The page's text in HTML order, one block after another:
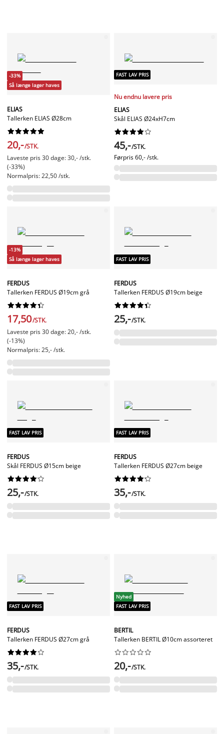
-33%
Så længe lager haves
ELIAS
Tallerken ELIAS Ø28cm






20,-/STK.
Laveste pris 30 dage: 30,- /stk.
(-33%)
Normalpris: 22,50 /stk.
FAST LAV PRIS
Nu endnu lavere pris
ELIAS
Skål ELIAS Ø24xH7cm






45,-/STK.
Førpris60,- /stk.
-13%
Så længe lager haves
FERDUS
Tallerken FERDUS Ø19cm grå






17,50/STK.
Laveste pris 30 dage: 20,- /stk.
(-13%)
Normalpris: 25,- /stk.
FAST LAV PRIS
FERDUS
Tallerken FERDUS Ø19cm beige






25,-/STK.
FAST LAV PRIS
FERDUS
Skål FERDUS Ø15cm beige






25,-/STK.
FAST LAV PRIS
FERDUS
Tallerken FERDUS Ø27cm beige






35,-/STK.
FAST LAV PRIS
FERDUS
Tallerken FERDUS Ø27cm grå






35,-/STK.
Nyhed
FAST LAV PRIS
BERTIL
Tallerken BERTIL Ø10cm assorteret






20,-/STK.